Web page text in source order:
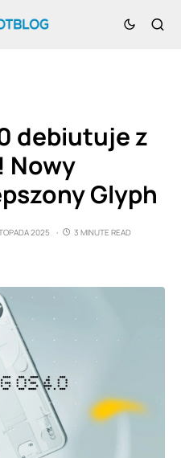
debiutuje z
Nowy
Glyph
2025
3 MINUTE READ